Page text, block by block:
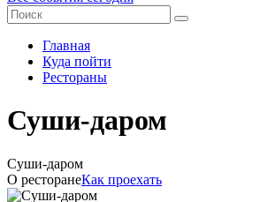
Главная
Куда пойти
Рестораны
Суши-даром
Суши-даром
О ресторанеКак проехать